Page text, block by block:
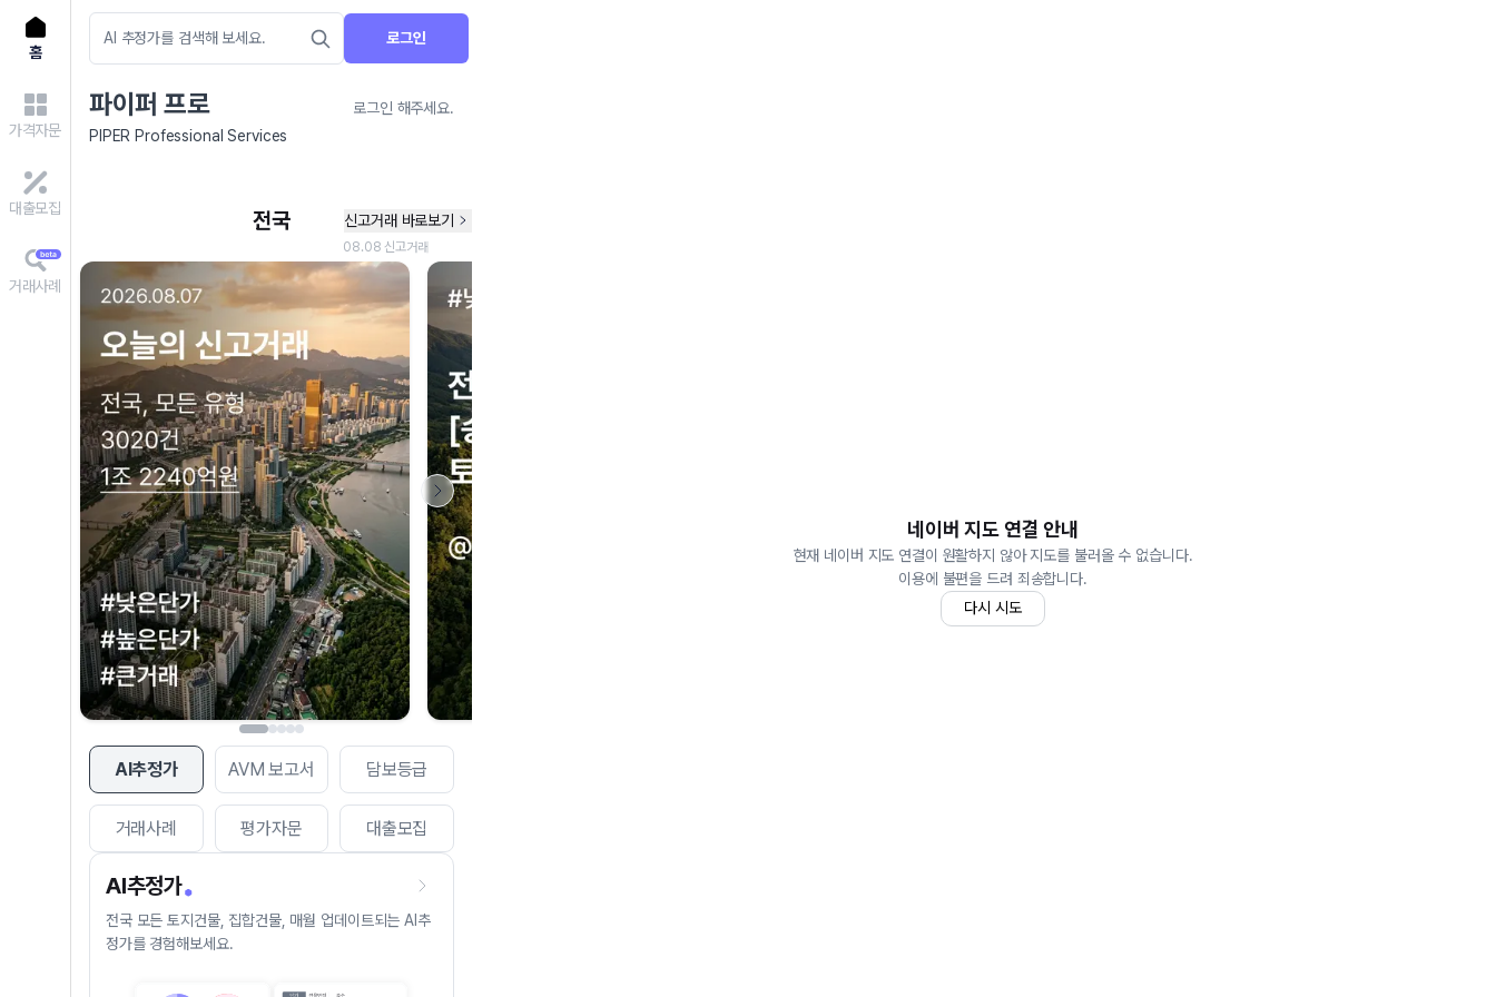
홈
가격자문
대출모집
거래사례
로그인
파이퍼 프로
로그인 해주세요.
PIPER Professional Services
AI추정가 AVM 보고서 담보등급
거래사례 평가자문 대출모집
AI추정가
전국 모든 토지건물, 집합건물, 매월 업데이트되는 AI추
정가를 경험해보세요.
네이버 지도 연결 안내
현재 네이버 지도 연결이 원활하지 않아 지도를 불러올 수 없습니다.
이용에 불편을 드려 죄송합니다.
다시 시도